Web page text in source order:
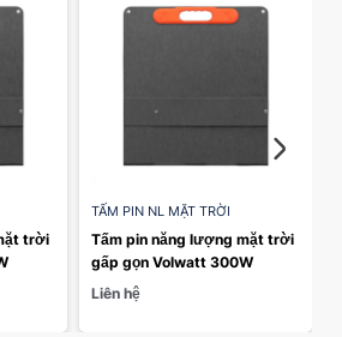
trời
TẤM PIN NL MẶT TRỜI
Tấm pin năng lượng mặt trời
gấp gọn Volwatt 300W
Liên hệ